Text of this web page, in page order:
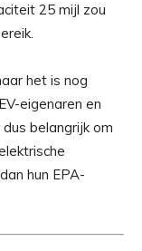
25 mijl zou
het is nog
eigenaren en
belangrijk om
hun EPA-